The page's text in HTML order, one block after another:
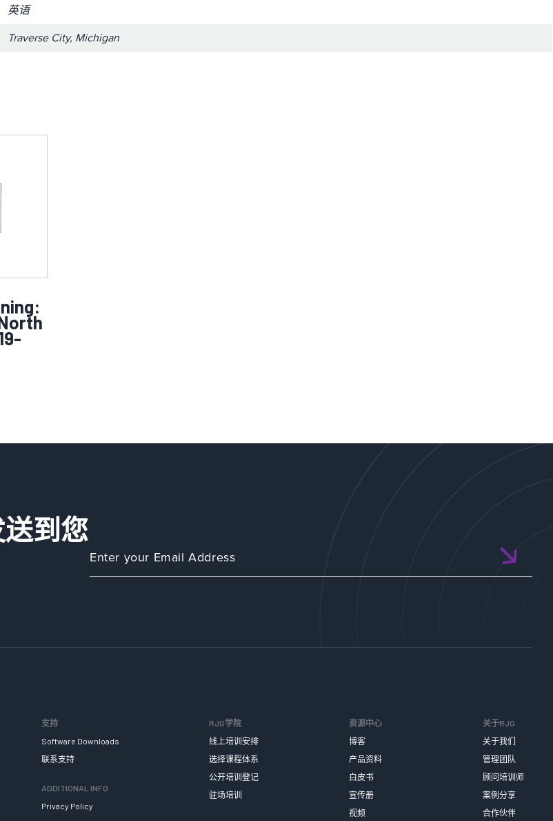
英语
Traverse City, Michigan
到您
支持
Software Downloads
联系支持
ADDITIONAL INFO
Privacy Policy
RJG学院
线上培训安排
选择课程体系
公开培训登记
驻场培训
资源中心
博客
产品资料
白皮书
宣传册
视频
关于RJG
关于我们
管理团队
顾问培训师
案例分享
合作伙伴